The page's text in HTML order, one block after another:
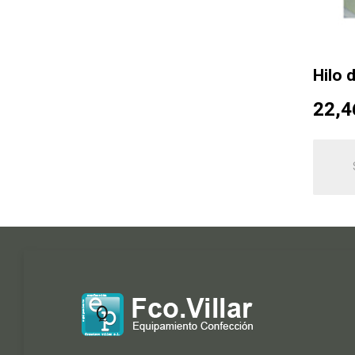
Hilo